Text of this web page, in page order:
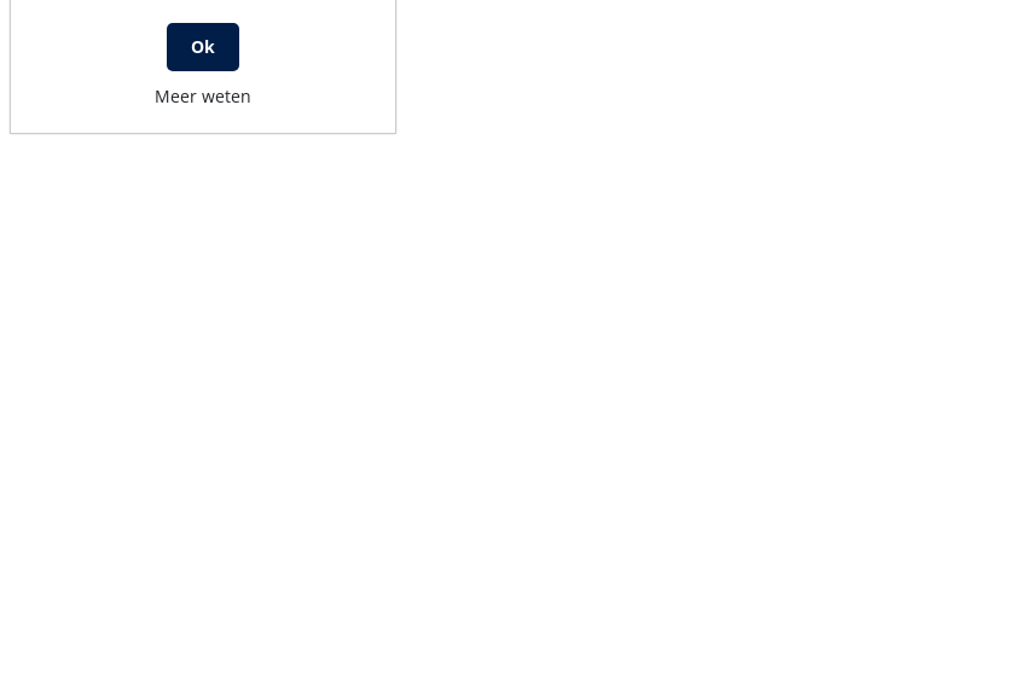
Ok
Meer weten